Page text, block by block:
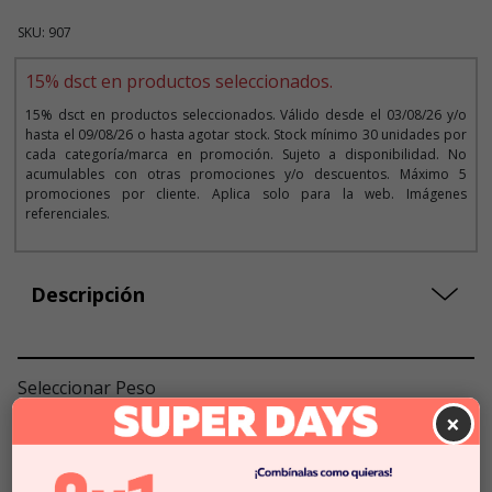
SKU: 907
15% dsct en productos seleccionados.
15% dsct en productos seleccionados. Válido desde el 03/08/26 y/o
hasta el 09/08/26 o hasta agotar stock. Stock mínimo 30 unidades por
cada categoría/marca en promoción. Sujeto a disponibilidad. No
acumulables con otras promociones y/o descuentos. Máximo 5
promociones por cliente. Aplica solo para la web. Imágenes
referenciales.
Descripción
Seleccionar Peso
7,5 KG
3KG
$31.990 $27.191
×